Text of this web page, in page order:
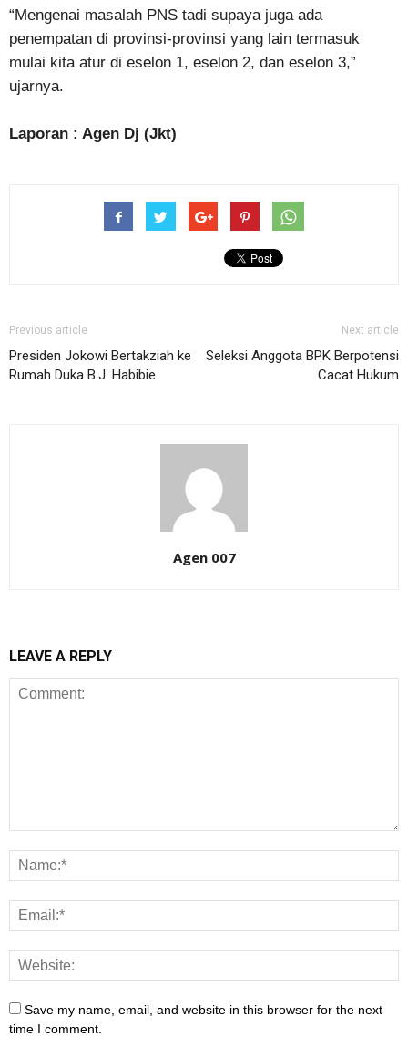
“Mengenai masalah PNS tadi supaya juga ada
penempatan di provinsi-provinsi yang lain termasuk
mulai kita atur di eselon 1, eselon 2, dan eselon 3,”
ujarnya.
Laporan : Agen Dj (Jkt)
Previous article
Presiden Jokowi Bertakziah ke
Rumah Duka B.J. Habibie
Next article
Seleksi Anggota BPK Berpotensi
Cacat Hukum
Agen 007
LEAVE A REPLY
Save my name, email, and website in this browser for the next
time I comment.